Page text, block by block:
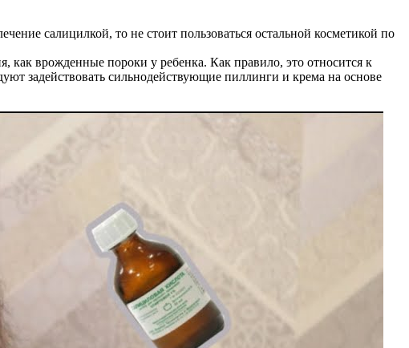
салицилкой, то не стоит пользоваться остальной косметикой по
как врожденные пороки у ребенка. Как правило, это относится к
задействовать сильнодействующие пиллинги и крема на основе